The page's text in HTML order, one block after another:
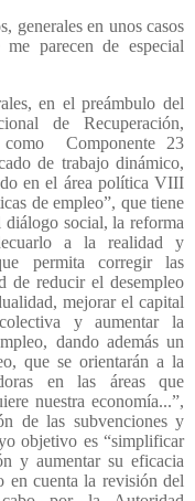
generales en unos casos
parecen de especial
en el preámbulo del
de Recuperación,
Componente 23
de trabajo dinámico,
en el área política VIII
de empleo”, que tiene
social, la reforma
a la realidad y
permita corregir las
de reducir el desempleo
mejorar el capital
y aumentar la
dando además un
que se orientarán a la
en las áreas que
nuestra economía...”,
de las subvenciones y
objetivo es “simplificar
y aumentar su eficacia
en cuenta la revisión del